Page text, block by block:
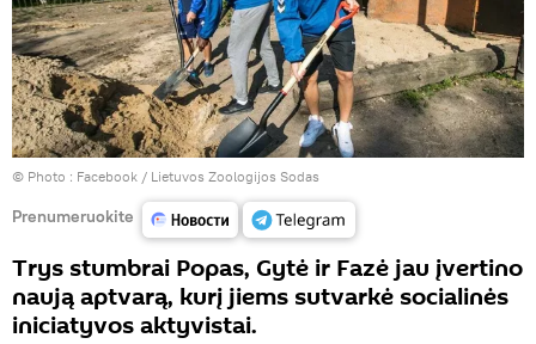
© Photo : Facebook / Lietuvos Zoologijos Sodas
Prenumeruokite
Trys stumbrai Popas, Gytė ir Fazė jau įvertino
naują aptvarą, kurį jiems sutvarkė socialinės
iniciatyvos aktyvistai.